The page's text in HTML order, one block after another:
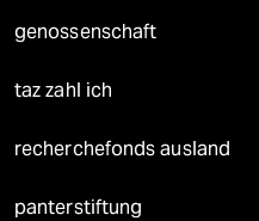
genossenschaft
taz zahl ich
recherchefonds ausland
panterstiftung